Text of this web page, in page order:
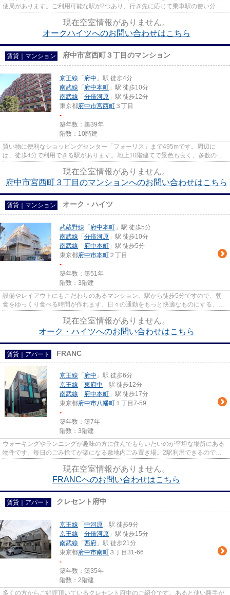
便局があります。ご利用可能な駅が2つあり、行き先に応じて乗車駅の使い分け
現在空室情報がありません。
オークハイツへのお問い合わせはこちら
賃貸｜マンション 府中市宮西町３丁目のマンション
京王線 「 府中 」駅 徒歩4分
南武線 「 府中本町 」駅 徒歩10分
南武線 「 分倍河原 」駅 徒歩12分
東京都府中市宮西町 ３丁目
-
築年数：築39年
階数：10階建
買い物に便利なショッピングセンター「フォーリス」まで495mです。周辺に
は、徒歩4分で利用できる駅があります。地上10階建てで景色も良く、多数のお
現在空室情報がありません。
府中市宮西町３丁目のマンションへのお問い合わせはこちら
賃貸｜マンション オーク・ハイツ
武蔵野線 「 府中本町 」駅 徒歩5分
南武線 「 分倍河原 」駅 徒歩10分
南武線 「 府中本町 」駅 徒歩5分
東京都府中市本町 ２丁目
-
築年数：築51年
階数：3階建
設備やレイアウトにもこだわりのあるマンション。駅から徒歩5分ですので、朝
食をゆっくり食べる時間が作れます。日々の通勤をもっと快適なものにする、2
現在空室情報がありません。
オーク・ハイツへのお問い合わせはこちら
賃貸｜アパート FRANC
京王線 「 府中 」駅 徒歩6分
京王線 「 東府中 」駅 徒歩12分
南武線 「 府中本町 」駅 徒歩17分
東京都府中市八幡町 １丁目7-59
-
築年数：築7年
階数：3階建
ウォーキングやランニングが趣味の方に住んでもらいたいのが平坦な場所にある
物件です。毎日のごみ捨てが楽になる敷地内ごみ置き場。2駅利用できるので電
現在空室情報がありません。
FRANCへのお問い合わせはこちら
賃貸｜アパート クレセント府中
京王線 「 中河原 」駅 徒歩9分
京王線 「 分倍河原 」駅 徒歩15分
南武線 「 西府 」駅 徒歩21分
東京都府中市南町 ３丁目31-66
-
築年数：築35年
階数：2階建
多くの方からご好評頂いているクレセント府中のご紹介です。あると使い勝手が